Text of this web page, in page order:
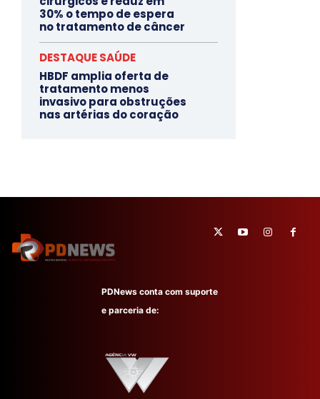
30% o tempo de espera
no tratamento de câncer
DESTAQUE SAÚDE
HBDF amplia oferta de
tratamento menos
invasivo para obstruções
nas artérias do coração
PDNews conta com suporte
e parceria de: